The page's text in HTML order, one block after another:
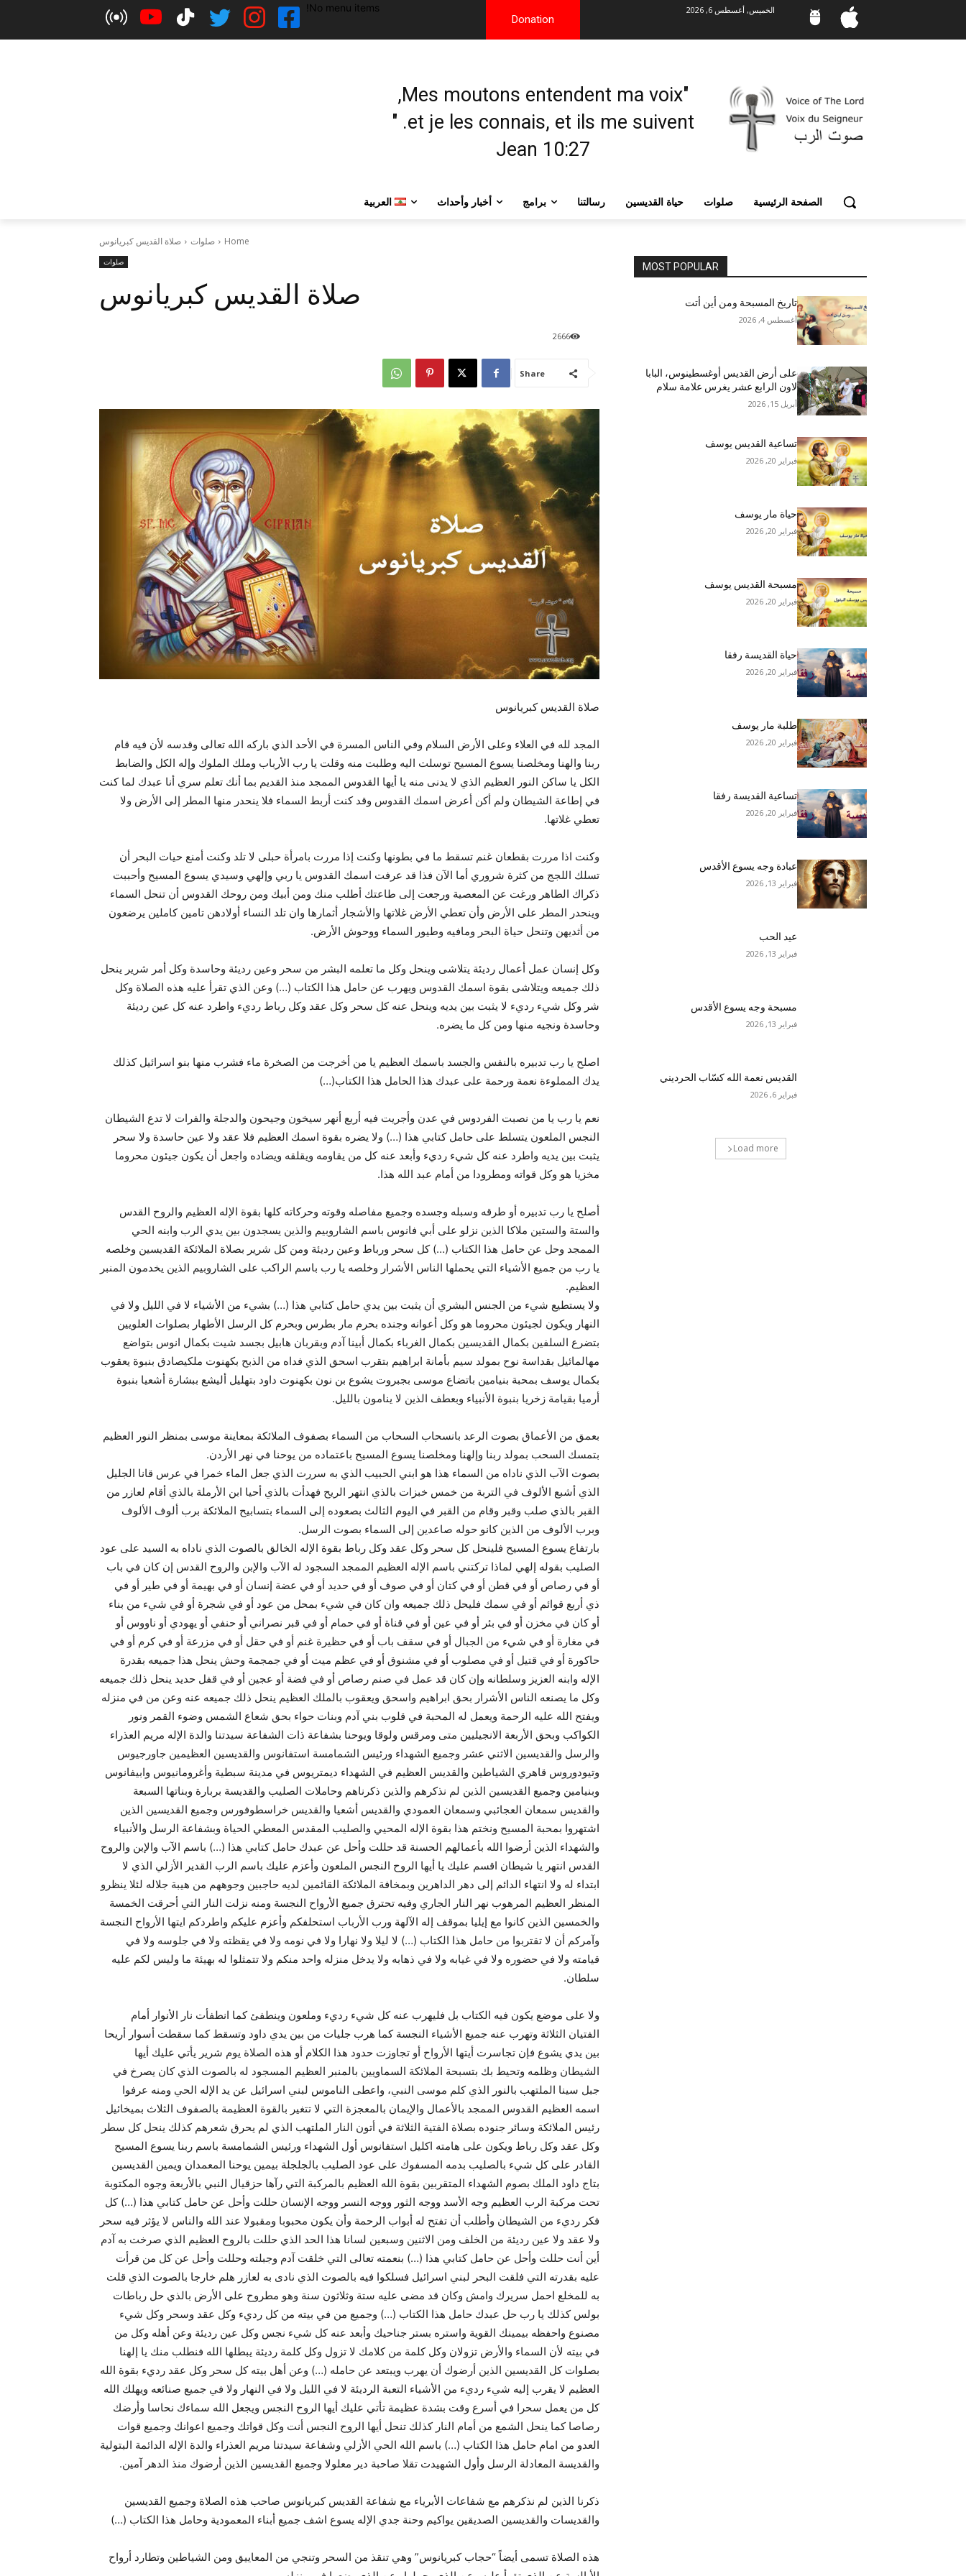
الخميس, أغسطس 6, 2026
Donation
No menu items!
"Mes moutons entendent ma voix,
et je les connais, et ils me suivent. "
Jean 10:27
الصفحة الرئيسية صلوات حياة القديسين رسالتنا برامج أخبار وأحداث العربية
Home صلوات صلاة القديس كبريانوس
صلوات
صلاة القديس كبريانوس
2666
Share
صلاة القديس كبريانوس
المجد لله في العلاء وعلى الأرض السلام وفي الناس المسرة في الأحد الذي باركه الله تعالى وقدسه لأن فيه قام
ربنا والهنا ومخلصنا يسوع المسيح توسلت اليه وطلبت منه وقلت يا رب الأرباب وملك الملوك وإله الكل والضابط
الكل يا ساكن النور العظيم الذي لا يدنى منه يا أيها القدوس الممجد منذ القديم بما أنك تعلم سري أنا عبدك لما كنت
في إطاعة الشيطان ولم أكن أعرض اسمك القدوس وقد كنت أربط السماء فلا ينحدر منها المطر إلى الأرض ولا
تعطي غلاتها.
وكنت اذا مررت بقطعان غنم تسقط ما في بطونها وكنت إذا مررت بامرأة حبلى لا تلد وكنت أمنع حيات البحر أن
تسلك اللجج من كثرة شروري أما الآن فذا قد عرفت اسمك القدوس يا ربي وإلهي وسيدي يسوع المسيح وأحببت
ذكراك الطاهر ورغت عن المعصية ورجعت إلى طاعتك أطلب منك ومن أبيك ومن روحك القدوس أن تنحل السماء
وينحدر المطر على الأرض وأن تعطي الأرض غلاتها والأشجار أثمارها وان تلد النساء أولادهن تامين كاملين يرضعون
من أثديهن وتنحل حياة البحر ومافيه وطيور السماء ووحوش الأرض.
وكل إنسان عمل أعمال رديئة يتلاشى وينحل وكل ما تعلمه البشر من سحر وعين رديئة وحاسدة وكل أمر شرير ينحل
ذلك جميعه ويتلاشى بقوة اسمك القدوس ويهرب عن حامل هذا الكتاب (…) وعن الذي تقرأ عليه هذه الصلاة وكل
شر وكل شيء رديء لا يثبت بين يديه وينحل عنه كل سحر وكل عقد وكل رباط رديء واطرد عنه كل عين رديئة
وحاسدة ونجيه منها ومن كل ما يضره.
اصلح يا رب تدبيره بالنفس والجسد باسمك العظيم يا من أخرجت من الصخرة ماء فشرب منها بنو اسرائيل كذلك
يدك المملوءة نعمة ورحمة على عبدك هذا الحامل هذا الكتاب(…)
نعم يا رب يا من نصبت الفردوس في عدن وأجريت فيه أربع أنهر سيخون وجيحون والدجلة والفرات لا تدع الشيطان
النجس الملعون يتسلط على حامل كتابي هذا (…) ولا يضره بقوة اسمك العظيم فلا عقد ولا عين حاسدة ولا سحر
يثبت بين يديه واطرد عنه كل شيء رديء وأبعد عنه كل من يقاومه ويقلقه ويضاده واجعل أن يكون جيئون محروما
مخزيا هو وكل قواته ومطرودا من أمام عبد الله هذا.
أصلح يا رب تدبيره أو طرقه وسبله وجسده وجميع مفاصله وقوته وحركاته كلها بقوة الإله العظيم والروح القدس
والستة والستين ملاكا الذين نزلو على أبي فانوس باسم الشاروبيم والذين يسجدون بين يدي الرب وابنه الحي
الممجد وحل عن حامل هذا الكتاب (…) كل سحر ورباط وعين رديئة ومن كل شرير بصلاة الملائكة القديسين وخلصه
يا رب من جميع الأشياء التي يحملها الناس الأشرار وخلصه يا رب باسم الراكب على الشاروبيم الذين يخدمون المنبر
العظيم.
ولا يستطيع شيء من الجنس البشري أن يثبت بين يدي حامل كتابي هذا (…) بشيء من الأشياء لا في الليل ولا في
النهار ويكون لجيئون محروما هو وكل أعوانه وجنده بحرم مار بطرس وبحرم كل الرسل الأطهار بصلوات العلويين
بتضرع السلفين بكمال القديسين بكمال الغرباء بكمال أبينا آدم وبقربان هابيل بجسد شيت بكمال انوس بتواضع
مهالمائيل بقداسة نوح بمولد سيم بأمانة ابراهيم بتقرب اسحق الذي فداه من الذبح بكهنوت ملكيصادق بنبوة يعقوب
بكمال يوسف بمحبة بنيامين باتضاع موسى بجبروت يشوع بن نون بكهنوت داود بتهليل أليشع ببشارة أشعيا بنبوة
أرميا بقيامة زخريا بنبوة الأنبياء وبعطف الذين لا ينامون بالليل.
بعمق من الأعماق بصوت الرعد بانسحاب السحاب من السماء بصفوف الملائكة بمعاينة موسى بمنظر النور العظيم
بتمسك السحب بمولد ربنا وإلهنا ومخلصنا يسوع المسيح باعتماده من يوحنا في نهر الأردن.
بصوت الآب الذي ناداه من السماء هذا هو ابني الحبيب الذي به سررت الذي جعل الماء خمرا في عرس قانا الجليل
الذي أشبع الألوف في التربة من خمس خبزات بالذي انتهر الريح فهدأت بالذي أحيا ابن الأرملة بالذي أقام لعازر من
القبر بالذي صلب وقبر وقام من القبر في اليوم الثالث بصعوده إلى السماء بتسابيح الملائكة برب ألوف الألوف
وبرب الألوف من الذين كانو حوله صاعدين إلى السماء بصوت الرسل.
بارتفاع يسوع المسيح فلينحل كل سحر وكل عقد وكل رباط بقوة الإله الخالق بالصوت الذي ناداه به السيد على عود
الصليب بقوله إلهي لماذا تركتني باسم الإله العظيم الممجد السجود له الآب والإبن والروح القدس إن كان في باب
أو في رصاص أو في قطن أو في كتان أو في صوف أو في حديد أو في عضة إنسان أو في بهيمة أو في طير أو في
ذي أربع قوائم أو في سمك فليحل ذلك جميعه وان كان في شيء بمحل من عود أو في شجرة أو في شيء من بناء
أو كان في مخزن أو في بئر أو في عين أو في قناة أو في حمام أو في قبر نصراني أو حنفي أو يهودي أو ناووس أو
في مغارة أو في شيء من الجبال أو في سقف باب أو في حظيرة غنم أو في حقل أو في مزرعة أو في كرم أو في
حاكورة أو في قتيل أو في مصلوب أو في مشنوق أو في عظم ميت أو في جمجمة وحش ينحل هذا جميعه بقدرة
الإله وابنه العزيز وسلطانه وإن كان قد عمل في صنم رصاص أو في فضة أو عجين أو في قفل حديد ينحل ذلك جميعه
وكل ما يصنعه الناس الأشرار بحق ابراهيم واسحق ويعقوب بالملك العظيم ينحل ذلك جميعه عنه وعن من في منزله
ويفتح الله عليه الرحمة ويعمل له المحبة في قلوب بني آدم وبنات حواء بحق شعاع الشمس وضوء القمر ونور
الكواكب وبحق الأربعة الانجيليين متى ومرقس ولوقا ويوحنا بشفاعة ذات الشفاعة سيدتنا والدة الإله مريم العذراء
والرسل والقديسين الاثني عشر وجميع الشهداء ورئيس الشمامسة استفانوس والقديسين العظيمين جاورجيوس
وتيودوروس قاهري الشياطين والقديس العظيم في الشهداء ديمتريوس في مدينة سبطية وأغرومانيوس وابيفانوس
وبنيامين وجميع القديسين الذين لم نذكرهم والذين ذكرناهم وحاملات الصليب والقديسة بربارة وبناتها السبعة
والقديس سمعان العجائبي وسمعان العمودي والقديس أشعيا والقديس خراسطوفورس وجميع القديسين الذين
اشتهروا بمحبة المسيح ونختم هذا بقوة الإله المحيي والصليب المقدس المعطي الحياة وبشفاعة الرسل والأنبياء
والشهداء الذين أرضوا الله بأعمالهم الحسنة قد حللت وأحل عن عبدك حامل كتابي هذا (…) باسم الآب والإبن والروح
القدس انتهر يا شيطان اقسم عليك يا أيها الروح النجس الملعون وأعزم عليك باسم الرب القدير الأزلي الذي لا
ابتداء له ولا انتهاء الدائم إلى دهر الداهرين وبمخافة الملائكة القائمين لديه حاجبين وجوههم من هيبة جلاله لئلا ينظرو
المنظر العظيم المرهوب نهر النار الجاري وفيه تحترق جميع الأرواح النجسة ومنه نزلت النار التي أحرقت الخمسة
والخمسين الذين كانوا مع إيليا بموقف إله الآلهة ورب الأرباب استحلفكم وأعزم عليكم واطردكم ايتها الأرواح النجسة
وآمركم أن لا تقتربوا من حامل هذا الكتاب (…) لا ليلا ولا نهارا ولا في نومه ولا في يقظته ولا في جلوسه ولا في
قيامته ولا في حضوره ولا في غيابه ولا في ذهابه ولا يدخل منزله واحد منكم ولا تتمثلوا له بهيئة ما وليس لكم عليه
سلطان.
ولا على موضع يكون فيه الكتاب بل فليهرب عنه كل شيء رديء وملعون وينطفئ كما انطفأت نار الأنوار أمام
الفتيان الثلاثة وتهرب عنه جميع الأشياء النجسة كما هرب جليات من بين يدي داود وتسقط كما سقطت أسوار أريحا
بين يدي يشوع فإن تجاسرت أيتها الأرواح أو تجاوزت حدود هذا الكلام أو هذه الصلاة يوم شرير يأتي عليك أيها
الشيطان وظلمه وتحيط بك بتسبحة الملائكة السماويين بالمنبر العظيم المسجود له بالصوت الذي كان يصرخ في
جبل سينا الملتهب بالنور الذي كلم موسى النبي، واعطى الناموس لبني اسرائيل عن يد الإله الحي ومنه عرفوا
اسمه العظيم القدوس الممجد بالأعمال والإيمان بالمعجزة التي لا تتغير بالقوة العظيمة بالصفوف الثلاث بميخائيل
رئيس الملائكة وسائر جنوده بصلاة الفتية الثلاثة في أتون النار الملتهب الذي لم يحرق شعرهم كذلك ينحل كل سطر
وكل عقد وكل رباط ويكون على هامته اكليل استفانوس أول الشهداء ورئيس الشمامسة باسم ربنا يسوع المسيح
القادر على كل شيء بالصليب بدمه المسفوك على عود الصليب بالجلجلة بيمين يوحنا المعمدان ويمين القديسين
بتاج داود الملك بصوم الشهداء المتقربين بقوة الله العظيم بالمركبة التي رآها حزقيال النبي بالأربعة وجوه المكتوبة
تحت مركبة الرب العظيم وجه الأسد ووجه الثور ووجه النسر ووجه الإنسان حللت وأحل عن حامل كتابي هذا (…) كل
فكر رديء من الشيطان وأطلب أن تفتح له أبواب الرحمة وأن يكون محبوبا ومقبولا عند الله والناس لا يؤثر فيه سحر
ولا عقد ولا عين رديئة من الخلف ومن الاثنين وسبعين لسانا هذا الحد الذي حللت بالروح العظيم الذي صرخت به آدم
أين أنت حللت وأحل عن حامل كتابي هذا (…) بنعمته تعالى التي خلقت آدم وجبلته وحللت وأحل عن كل من قرأت
عليه بقدرته التي فلقت البحر لبني اسرائيل فسلكوا فيه بالصوت الذي نادى به لعازر هلم خارجا بالصوت الذي قلت
به للمخلع احمل سريرك وامش وكان قد مضى عليه ستة وثلاثون سنة وهو مطروح على الأرض بالذي حل رباطات
بولس كذلك يا رب حل عبدك حامل هذا الكتاب (…) وجميع من في بيته من كل رديء وكل عقد وسحر وكل شيء
مصنوع واحفظه بيمينك القوية واستره بستر جناحيك وأبعد عنه كل شيء نجس وكل عين رديئة وعن أهله وكل من
في بيته لأن السماء والأرض تزولان وكل كلمة من كلامك لا تزول وكل كلمة رديئة يبطلها الله فنطلب منك يا إلهنا
بصلوات كل القديسين الذين أرضوك أن يهرب ويبتعد عن حامله (…) وعن أهل بيته كل سحر وكل عقد رديء بقوة الله
العظيم لا يقرب إليه شيء رديء من الأشياء التعبة الرديئة لا في الليل ولا في النهار ولا في جميع صنائعه ويهلك الله
كل من يعمل سحرا في أسرع وقت بشدة عظيمة تأتي عليك أيها الروح النجس ويجعل الله سماءك نحاسا وأرضك
رصاصا كما ينحل الشمع من أمام النار كذلك تنحل أيها الروح النجس أنت وكل قواتك وجميع اعوانك وجميع قوات
العدو من امام حامل هذا الكتاب (…) باسم الله الحي الأزلي وشفاعة سيدتنا مريم العذراء والدة الإله الدائمة البتولية
والقديسة المعادلة الرسل وأول الشهيدت تقلا صاحبة دير معلولا وجميع القديسين الذين أرضوك منذ الدهر آمين.
ذكرنا الذين لم نذكرهم مع شفاعات الأبرياء مع شفاعة القديس كبريانوس صاحب هذه الصلاة وجميع القديسين
والقديسات والقديسين الصديقين يواكيم وحنة جدي الإله يسوع اشف جميع أبناء المعمودية وحامل هذا الكتاب (…)
هذه الصلاة تسمى أيضاً “حجاب كبريانوس” وهي تنقذ من السحر وتنجي من المعاييق ومن الشياطين وتطارد أرواح
MOST POPULAR
تاريخ المسبحة ومن أين أتت
أغسطس 4, 2026
على أرض القديس أوغسطينوس، البابا
لاون الرابع عشر يغرس علامة سلام
أبريل 15, 2026
تساعية القديس يوسف
فبراير 20, 2026
حياة مار يوسف
فبراير 20, 2026
مسبحة القديس يوسف
فبراير 20, 2026
حياة القديسة رفقا
فبراير 20, 2026
طلبة مار يوسف
فبراير 20, 2026
تساعية القديسة رفقا
فبراير 20, 2026
عبادة وجه يسوع الأقدس
فبراير 13, 2026
عيد الحب
فبراير 13, 2026
مسبحة وجه يسوع الأقدس
فبراير 13, 2026
القديس نعمة الله كسّاب الحرديني
فبراير 6, 2026
Load more